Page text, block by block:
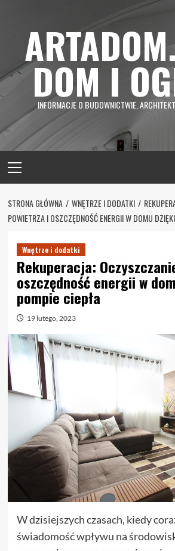
content
DOM I
INFORMACJE O BUDOWNICTWIE,
Menu
STRONA GŁÓWNA WNĘTRZE I DODATKI
POWIETRZA I OSZCZĘDNOŚĆ ENERGII W DOMU
Wnętrze i dodatki
Rekuperacja:
oszczędność energii w
pompie ciepła
19 lutego, 2023
W dzisiejszych czasach, kiedy
świadomość wpływu na